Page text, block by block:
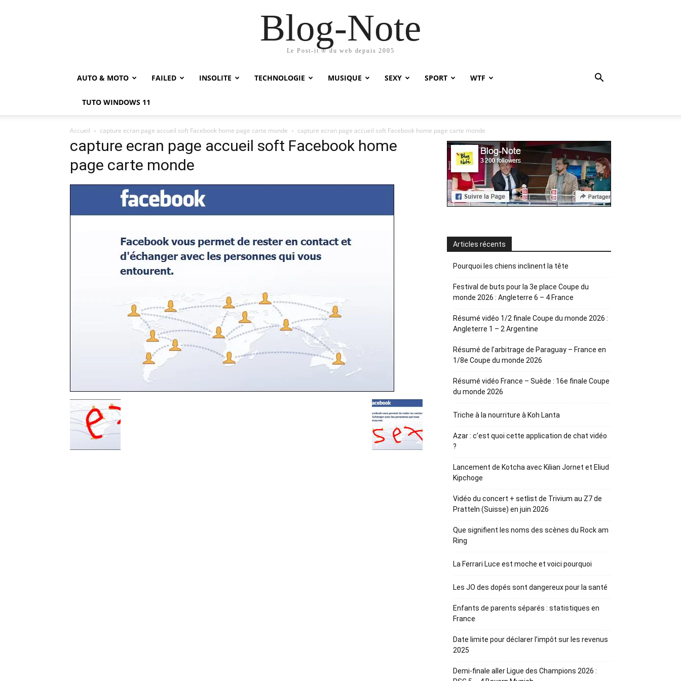
Blog-Note
Le Post-it ® du web depuis 2005
AUTO & MOTO FAILED INSOLITE TECHNOLOGIE MUSIQUE SEXY SPORT WTF
TUTO WINDOWS 11
Accueil capture ecran page accueil soft Facebook home page carte monde capture ecran page accueil soft Facebook home page carte monde
capture ecran page accueil soft Facebook home
page carte monde
Articles récents
Pourquoi les chiens inclinent la tête
Festival de buts pour la 3e place Coupe du
monde 2026 : Angleterre 6 – 4 France
Résumé vidéo 1/2 finale Coupe du monde 2026 :
Angleterre 1 – 2 Argentine
Résumé de l’arbitrage de Paraguay – France en
1/8e Coupe du monde 2026
Résumé vidéo France – Suède : 16e finale Coupe
du monde 2026
Triche à la nourriture à Koh Lanta
Azar : c’est quoi cette application de chat vidéo
?
Lancement de Kotcha avec Kilian Jornet et Eliud
Kipchoge
Vidéo du concert + setlist de Trivium au Z7 de
Pratteln (Suisse) en juin 2026
Que signifient les noms des scènes du Rock am
Ring
La Ferrari Luce est moche et voici pourquoi
Les JO des dopés sont dangereux pour la santé
Enfants de parents séparés : statistiques en
France
Date limite pour déclarer l’impôt sur les revenus
2025
Demi-finale aller Ligue des Champions 2026 :